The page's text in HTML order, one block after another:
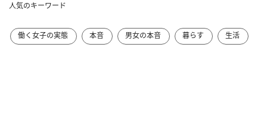
人気のキーワード
働く女子の実態 本音 男女の本音 暮らす 生活